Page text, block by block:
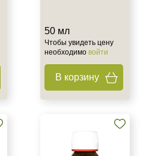
50 мл
Чтобы увидеть цену
необходимо войти
В корзину